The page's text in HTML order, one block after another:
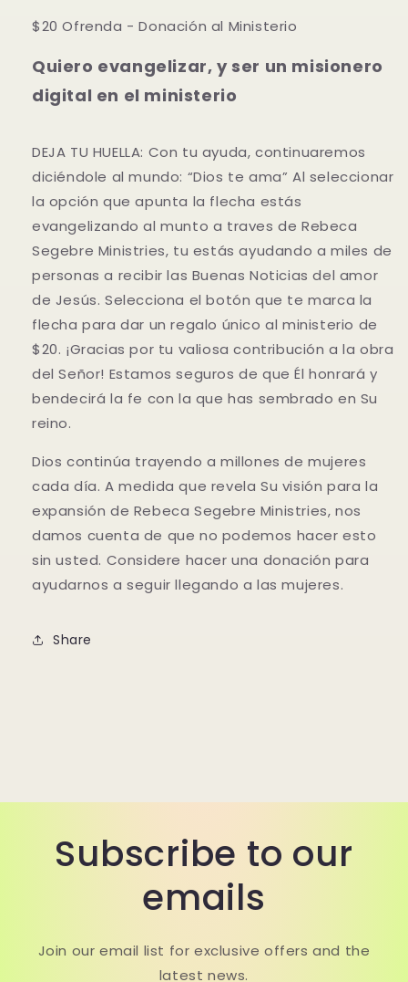
$20 Ofrenda - Donación al Ministerio
Quiero evangelizar, y ser un misionero
digital en el ministerio
DEJA TU HUELLA: Con tu ayuda, continuaremos
diciéndole al mundo: “Dios te ama” Al seleccionar
la opción que apunta la flecha estás
evangelizando al munto a traves de Rebeca
Segebre Ministries, tu estás ayudando a miles de
personas a recibir las Buenas Noticias del amor
de Jesús. Selecciona el botón que te marca la
flecha para dar un regalo único al ministerio de
$20. ¡Gracias por tu valiosa contribución a la obra
del Señor! Estamos seguros de que Él honrará y
bendecirá la fe con la que has sembrado en Su
reino.
Dios continúa trayendo a millones de mujeres
cada día. A medida que revela Su visión para la
expansión de Rebeca Segebre Ministries, nos
damos cuenta de que no podemos hacer esto
sin usted. Considere hacer una donación para
ayudarnos a seguir llegando a las mujeres.
Share
Subscribe to our
emails
Join our email list for exclusive offers and the
latest news.